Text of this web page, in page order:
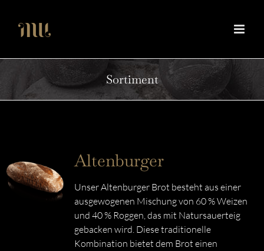
Inhalt
springen
Sortiment
Altenburger
Unser Altenburger Brot besteht aus einer
ausgewogenen Mischung von 60 % Weizen
und 40 % Roggen, das mit Natursauerteig
gebacken wird. Diese traditionelle
Kombination bietet dem Brot einen